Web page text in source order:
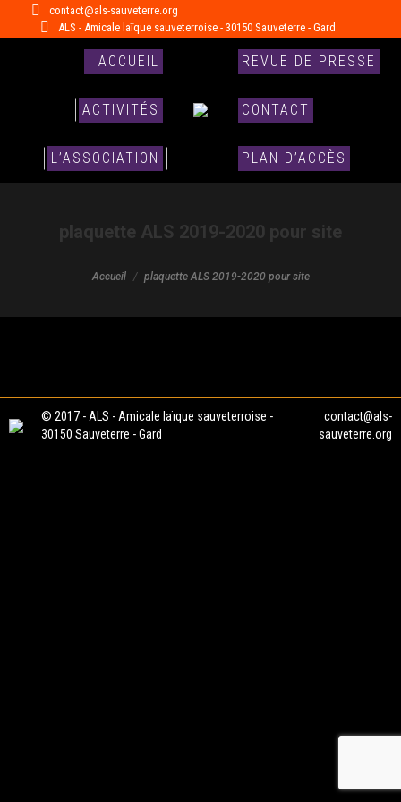
contact@als-sauveterre.org
ALS - Amicale laïque sauveterroise - 30150 Sauveterre - Gard
ACCUEIL
ACTIVITÉS
L’ASSOCIATION
REVUE DE PRESSE
CONTACT
PLAN D’ACCÈS
plaquette ALS 2019-2020 pour site
Accueil plaquette ALS 2019-2020 pour site
© 2017 - ALS - Amicale laïque sauveterroise -
30150 Sauveterre - Gard
contact@als-
sauveterre.org